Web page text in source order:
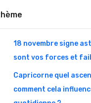
18 novembre signe
sont vos forces et
Capricorne quel
comment cela